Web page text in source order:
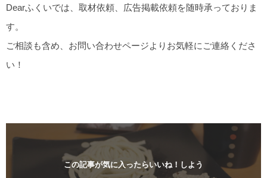
Dearふくいでは、取材依頼、広告掲載依頼を随時承っておりま
す。
ご相談も含め、お問い合わせページよりお気軽にご連絡くださ
い！
この記事が気に入ったらいいね！しよう